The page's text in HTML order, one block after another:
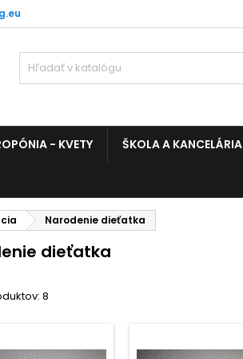
- KVETY ŠKOLA A KANCELÁRIA
Narodenie dieťatka
dieťatka
8